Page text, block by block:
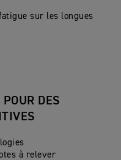
sur les longues
DES
à relever